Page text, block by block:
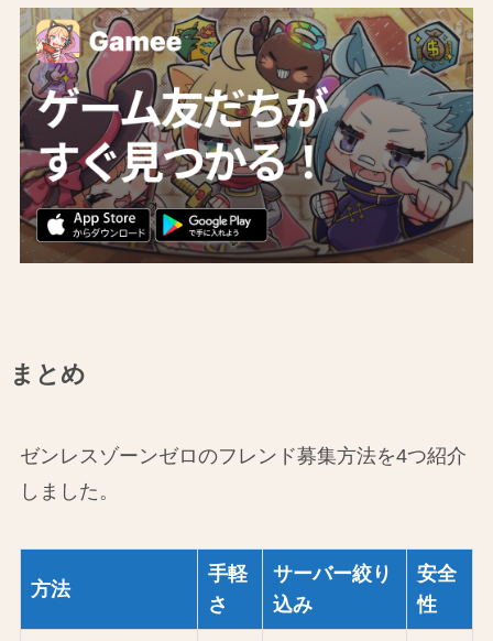
まとめ
ゼンレスゾーンゼロのフレンド募集方法を4つ紹介
しました。
方法
手軽
さ
サーバー絞り
込み
安全
性